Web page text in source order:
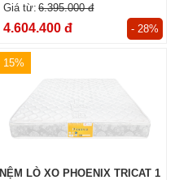
6.395.000 đ
4.604.400 đ - 28%
15%
NỆM LÒ XO PHOENIX TRICAT 1